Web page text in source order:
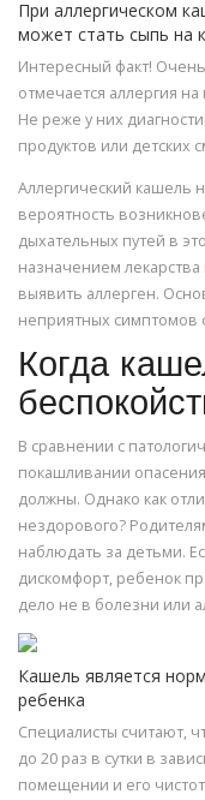
При аллергическом
может стать сыпь на
Интересный факт!
отмечается аллергия
Не реже у них
продуктов или детских
Аллергический кашель
вероятность
дыхательных путей в
назначением
выявить аллерген.
неприятных симптомов
Когда
В сравнении с
покашливании
должны. Однако как
нездорового?
наблюдать за детьми.
дискомфорт, ребенок
дело не в болезни или
Кашель является
ребенка
Специалисты считают,
до 20 раз в сутки в
помещении и его